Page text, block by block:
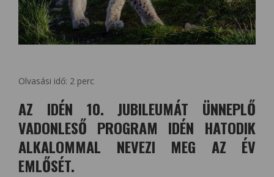
Olvasási idő: 2 perc
AZ IDÉN 10. JUBILEUMÁT ÜNNEPLŐ
VADONLESŐ PROGRAM IDÉN HATODIK
ALKALOMMAL NEVEZI MEG AZ ÉV
EMLŐSÉT.